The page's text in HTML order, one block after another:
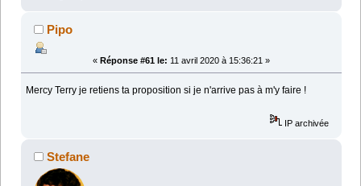
Pipo
« Réponse #61 le: 11 avril 2020 à 15:36:21 »
Mercy Terry je retiens ta proposition si je n'arrive pas à m'y faire !
IP archivée
Stefane